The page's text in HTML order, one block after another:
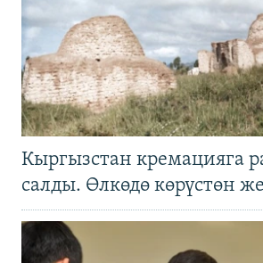
Кыргызстан кремацияга
салды. Өлкөдө көрүстөн